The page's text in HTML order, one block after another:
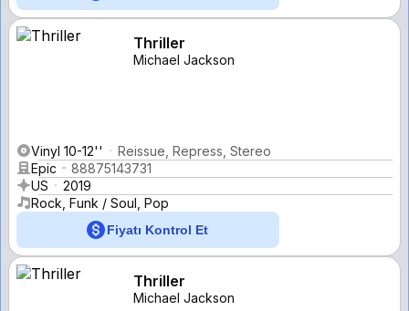
Thriller
Michael Jackson
Vinyl 10-12''
Reissue, Repress, Stereo
Epic
88875143731
US
2019
Rock, Funk / Soul, Pop
Fiyatı Kontrol Et
Thriller
Michael Jackson